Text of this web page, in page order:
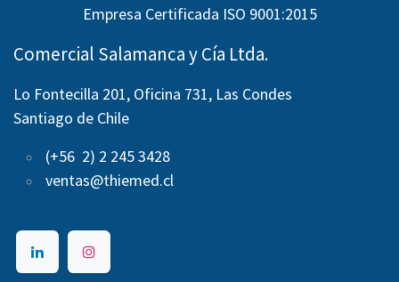
Empresa Certificada ISO 9001:2015
Comercial Salamanca y Cía Ltda.
Lo Fontecilla 201, Oficina 731, Las Condes
Santiago de Chile
(+56 2) 2 245 3428
ventas@thiemed.cl